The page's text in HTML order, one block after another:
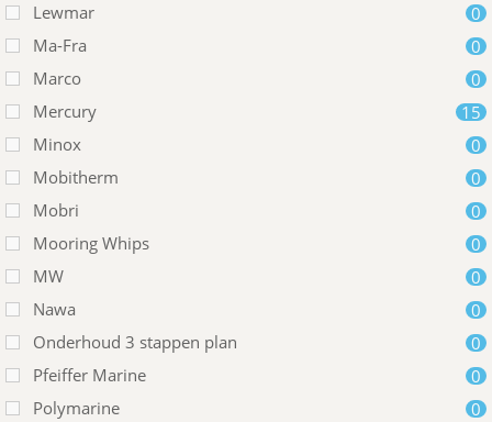
Lewmar
0
Ma-Fra
0
Marco
0
Mercury
15
Minox
0
Mobitherm
0
Mobri
0
Mooring Whips
0
MW
0
Nawa
0
Onderhoud 3 stappen plan
0
Pfeiffer Marine
0
Polymarine
0